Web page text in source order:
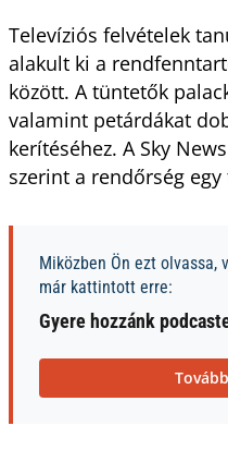
Televíziós felvételek
alakult ki a
között. A tüntetők
valamint petárdákat
kerítéséhez. A Sky
szerint a rendőrség
Miközben Ön ezt olvassa,
már kattintott erre:
Gyere hozzánk